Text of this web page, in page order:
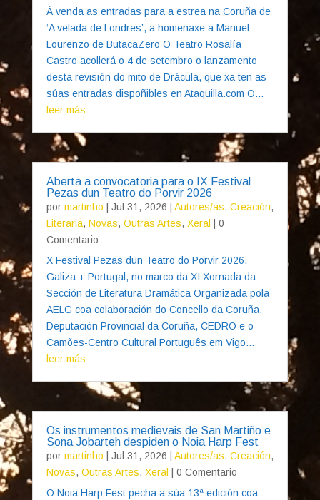
Á venda as entradas para a estrea na Coruña de
‘A velada de Londres’, a homenaxe a Manuel
Lourenzo de ButacaZero O Teatro Rosalía
Castro acollerá o 4 de setembro o lanzamento
desta revisión do mito de Drácula, que xa ten as
súas entradas dispoñibles en Ataquilla.com O...
leer más
Aberta a convocatoria para o IX Festival
Pezas dun Teatro do Porvir 2026
por martinho Jul 31, 2026 Autores/as, Creación,
Literaria, Novas, Outras Artes, Xeral
| 0
Comentario
X Festival Pezas dun Teatro do Porvir 2026,
Galiza + Portugal, no marco da XI Xornada da
Sección de Literatura Dramática Organizada pola
AELG coa colaboración do Concello da Coruña,
Deputación Provincial da Coruña, CEDRO e o
Camões-Centro Cultural Português em Vigo...
leer más
Os instrumentos medievais de San Martiño e
Sona Jobarteh despiden o Noia Harp Fest
por martinho Jul 31, 2026 Autores/as, Creación,
Novas, Outras Artes, Xeral
| 0 Comentario
O Noia Harp Fest pecha a súa 13ª edición coa